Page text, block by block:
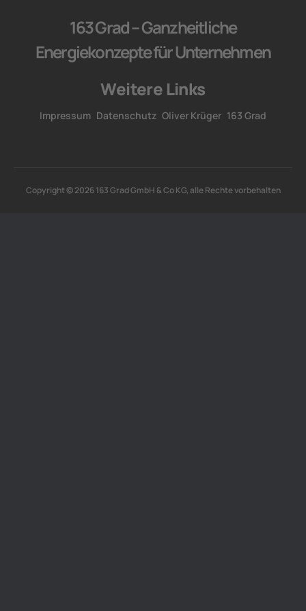
163 Grad – Ganzheitliche
Energiekonzepte für Unternehmen
Weitere Links
Impressum Datenschutz Oliver Krüger 163 Grad
Copyright © 2026 163 Grad GmbH & Co KG, alle Rechte vorbehalten